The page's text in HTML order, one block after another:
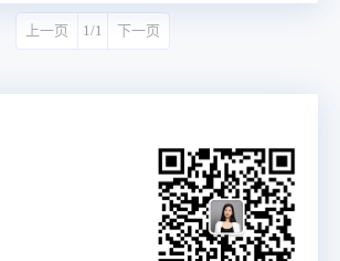
上一页 1/1 下一页